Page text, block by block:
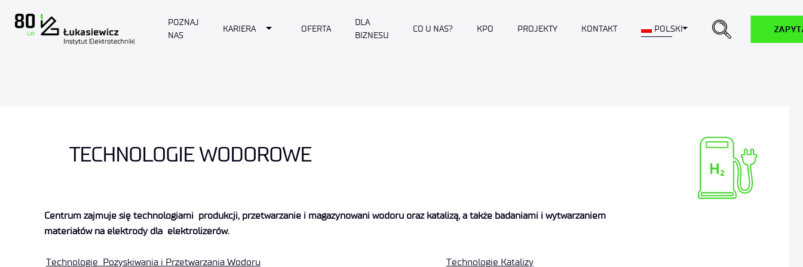
POZNAJ
NAS
KARIERA Toggle Dropdown
OFERTA
DLA
BIZNESU
CO U NAS? KPO PROJEKTY KONTAKT POLSKIToggle Dropdown
TECHNOLOGIE WODOROWE
Centrum zajmuje się technologiami produkcji, przetwarzanie i magazynowani wodoru oraz katalizą, a także badaniami i wytwarzaniem
materiałów na elektrody dla elektrolizerów.
Technologie Pozyskiwania i Przetwarzania Wodoru Technologie Katalizy